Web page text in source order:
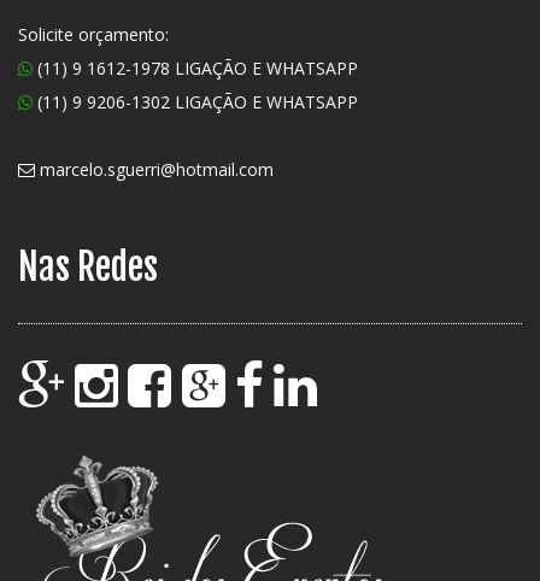
Solicite orçamento:
(11) 9 1612-1978 LIGAÇÃO E WHATSAPP
(11) 9 9206-1302 LIGAÇÃO E WHATSAPP
marcelo.sguerri@hotmail.com
Nas Redes